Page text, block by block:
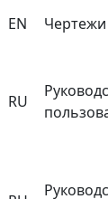
EN Чертежи
RU